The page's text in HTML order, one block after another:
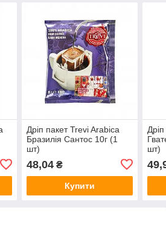
Дріп пакет Trevi Arabica
Бразилія Сантос 10г (1
шт)
48,04₴
Купити
шт)